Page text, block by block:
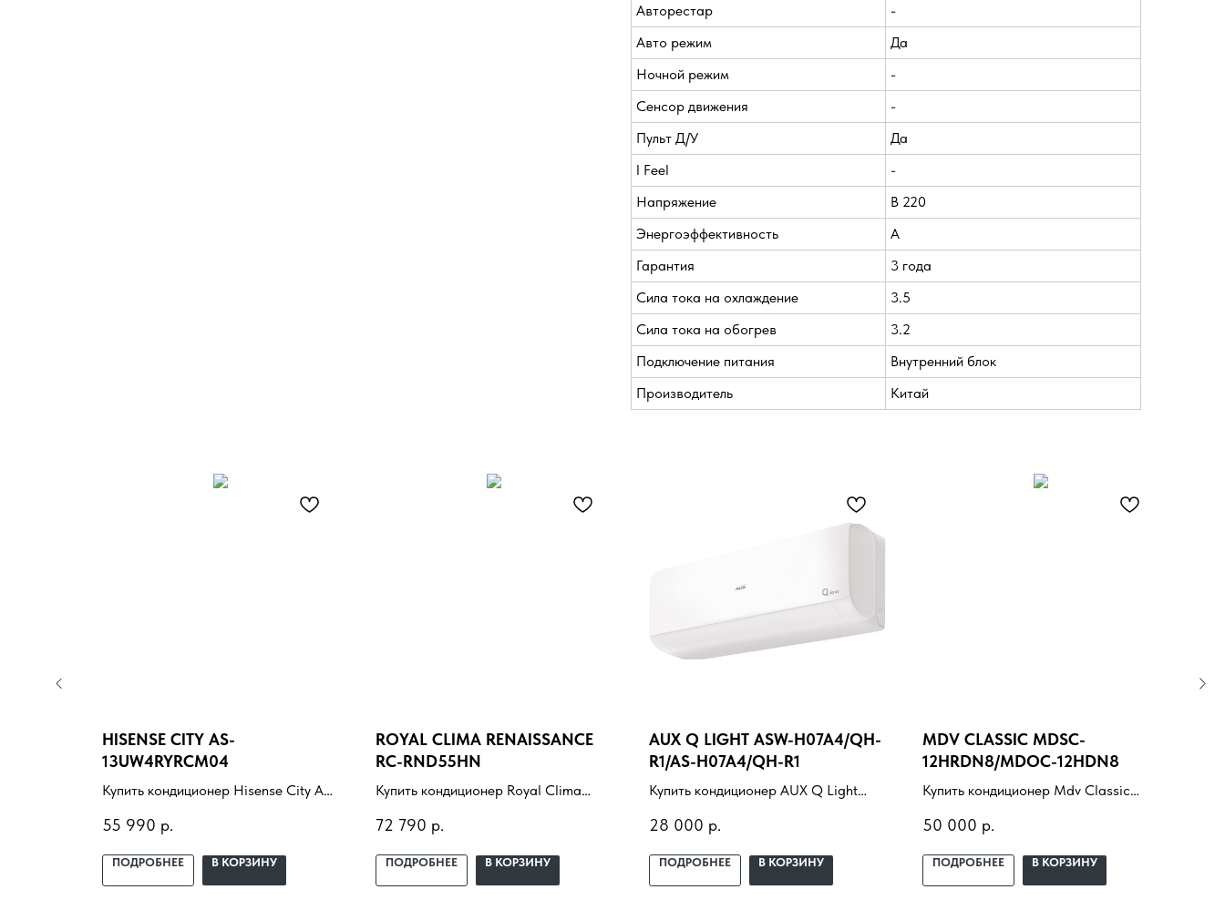
Авторестар
-
Авто режим
Да
Ночной режим
-
Сенсор движения
-
Пульт Д/У
Да
I Feel
-
Напряжение
В 220
Энергоэффективность
A
Гарантия
3 года
Сила тока на охлаждение
3.5
Сила тока на обогрев
3.2
Подключение питания
Внутренний блок
Производитель
Китай
HISENSE CITY AS-
13UW4RYRCM04
Купить кондиционер Hisense City AS-
ключ. Подбор под помещение,
доставка, профессиональный
55 990 р.
ПОДРОБНЕЕ В КОРЗИНУ
ROYAL CLIMA RENAISSANCE
RC-RND55HN
Купить кондиционер Royal Clima
установкой под ключ. Подбор под
помещение, доставка,
72 790 р.
ПОДРОБНЕЕ В КОРЗИНУ
AUX Q LIGHT ASW-H07A4/QH-
R1/AS-H07A4/QH-R1
Купить кондиционер AUX Q Light
с установкой под ключ. Подбор под
помещение, доставка,
28 000 р.
ПОДРОБНЕЕ В КОРЗИНУ
MDV CLASSIC MDSC-
12HRDN8/MDOC-12HDN8
Купить кондиционер Mdv Classic
установкой под ключ. Подбор под
помещение, доставка,
50 000 р.
ПОДРОБНЕЕ В КОРЗИНУ